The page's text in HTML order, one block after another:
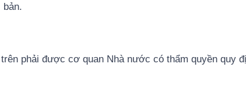
bản.
phải được cơ quan Nhà nước có thẩm quyền quy